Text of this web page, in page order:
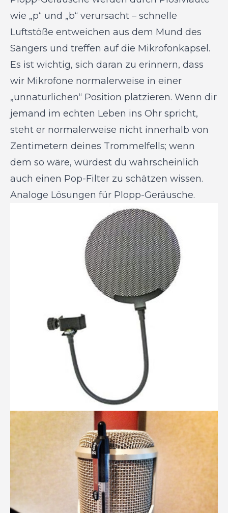
wie „p“ und „b“ verursacht – schnelle
Luftstöße entweichen aus dem Mund des
Sängers und treffen auf die Mikrofonkapsel.
Es ist wichtig, sich daran zu erinnern, dass
wir Mikrofone normalerweise in einer
„unnaturlichen“ Position platzieren. Wenn dir
jemand im echten Leben ins Ohr spricht,
steht er normalerweise nicht innerhalb von
Zentimetern deines Trommelfells; wenn
dem so wäre, würdest du wahrscheinlich
auch einen Pop-Filter zu schätzen wissen.
Analoge Lösungen für Plopp-Geräusche.